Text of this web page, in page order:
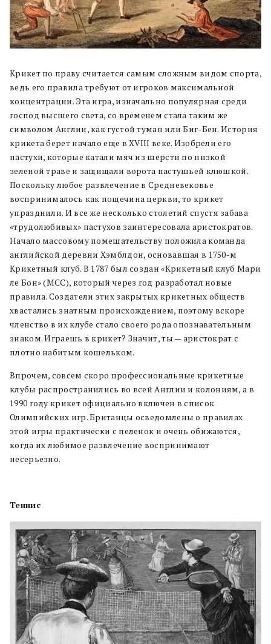
Крикет по праву считается самым сложным видом спорта,
ведь его правила требуют от игроков максимальной
концентрации. Эта игра, изначально популярная среди
господ высшего света, со временем стала таким же
символом Англии, как густой туман или Биг-Бен. История
крикета берет начало еще в XVIII веке. Изобрели его
пастухи, которые катали мяч из шерсти по низкой
зеленой траве и защищали ворота пастушьей клюшкой.
Поскольку любое развлечение в Средневековье
воспринималось как пощечина церкви, то крикет
упразднили. И все же несколько столетий спустя забава
«трудолюбивых» пастухов заинтересовала аристократов.
Начало массовому помешательству положила команда
английской деревни Хэмблдон, основавшая в 1750-м
Крикетный клуб. В 1787 был создан «Крикетный клуб Мари
ле Бон» (MCC), который через год разработал новые
правила. Создатели этих закрытых крикетных обществ
хвастались знатным происхождением, поэтому вскоре
членство в их клубе стало своего рода опознавательным
знаком. Играешь в крикет? Значит, ты — аристократ с
плотно набитым кошельком.
Впрочем, совсем скоро профессиональные крикетные
клубы распространились во всей Англии и колониям, а в
1990 году крикет официально включен в список
Олимпийских игр. Британцы осведомлены о правилах
этой игры практически с пеленок и очень обижаются,
когда их любимое развлечение воспринимают
несерьезно.
Теннис